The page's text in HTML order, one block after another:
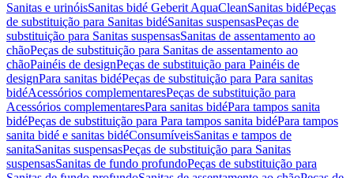
Sanitas e urinóisSanitas bidé Geberit AquaCleanSanitas bidéPeças
de substituição para Sanitas bidéSanitas suspensasPeças de
substituição para Sanitas suspensasSanitas de assentamento ao
chãoPeças de substituição para Sanitas de assentamento ao
chãoPainéis de designPeças de substituição para Painéis de
designPara sanitas bidéPeças de substituição para Para sanitas
bidéAcessórios complementaresPeças de substituição para
Acessórios complementaresPara sanitas bidéPara tampos sanita
bidéPeças de substituição para Para tampos sanita bidéPara tampos
sanita bidé e sanitas bidéConsumíveisSanitas e tampos de
sanitaSanitas suspensasPeças de substituição para Sanitas
suspensasSanitas de fundo profundoPeças de substituição para